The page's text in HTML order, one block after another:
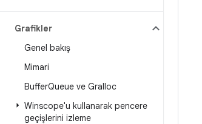
Grafikler
Genel bakış
Mimari
BufferQueue ve Gralloc
Winscope'u kullanarak pencere
geçişlerini izleme